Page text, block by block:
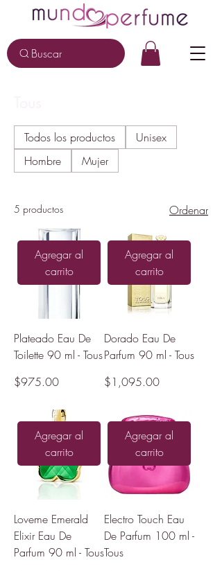
Buscar
Todos los productos
Unisex
Hombre
Mujer
5 productos Ordenar
Agregar al
carrito
Plateado Eau De
Toilette 90 ml - Tous
Precio
$975.00
Agregar al
carrito
Dorado Eau De
Parfum 90 ml - Tous
Precio
$1,095.00
Agregar al
carrito
Loveme Emerald
Elixir Eau De
Parfum 90 ml - Tous
Agregar al
carrito
Electro Touch Eau
De Parfum 100 ml -
Tous